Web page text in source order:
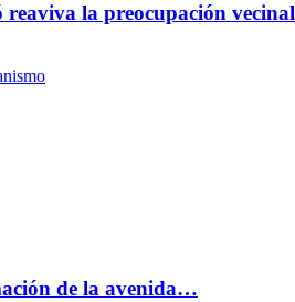
reaviva la preocupación vecinal
de la avenida…